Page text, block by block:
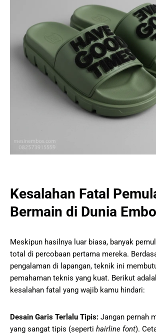
Kesalahan Fatal
Bermain di Dunia
Meskipun hasilnya luar biasa, banyak
total di percobaan pertama mereka.
pengalaman di lapangan, teknik ini
pemahaman teknis yang kuat. Berikut
kesalahan fatal yang wajib kamu hindari:
Desain Garis Terlalu Tipis: Jangan pernah
yang sangat tipis (seperti hairline font).